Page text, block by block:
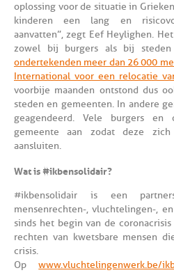
oplossing voor de situatie in
kinderen een lang en
aanvatten”, zegt Eef Heylighen.
zowel bij burgers als bij steden
ondertekenden meer dan 26 000
International voor een relocatie
voorbije maanden ontstond dus
steden en gemeenten. In andere
geagendeerd. Vele burgers en
gemeente aan zodat deze
aansluiten.
Wat is #ikbensolidair?
#ikbensolidair is een
mensenrechten-, vluchtelingen-,
sinds het begin van de
rechten van kwetsbare mensen
crisis.
Opwww.vluchtelingenwerk.be/